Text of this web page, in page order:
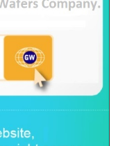
導體事業群，
正式通過環球晶
億丹麥克朗 (約
加價競爭，最終